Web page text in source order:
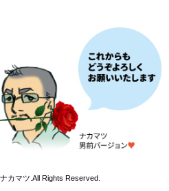
カマツ.All Rights Reserved.